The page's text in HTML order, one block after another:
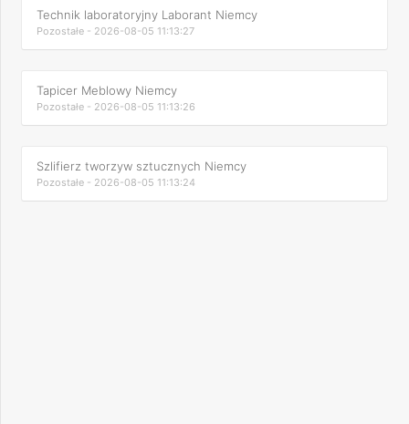
Technik laboratoryjny Laborant Niemcy
Pozostałe - 2026-08-05 11:13:27
Tapicer Meblowy Niemcy
Pozostałe - 2026-08-05 11:13:26
Szlifierz tworzyw sztucznych Niemcy
Pozostałe - 2026-08-05 11:13:24